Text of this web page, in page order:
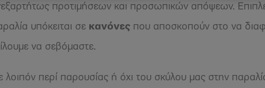
προτιμήσεων και προσωπικών απόψεων.
υπόκειται σε κανόνες που αποσκοπούν στο να
να σεβόμαστε.
περί παρουσίας ή όχι του σκύλου μας στην